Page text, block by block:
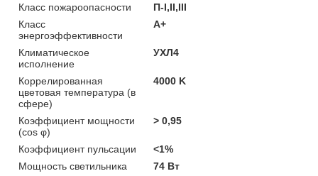
Класс пожароопасности
П-I,II,ІІІ
Класс
энергоэффективности
A+
Климатическое
исполнение
УХЛ4
Коррелированная
цветовая температура (в
сфере)
4000 K
Коэффициент мощности
(cos φ)
> 0,95
Коэффициент пульсации
<1%
Мощность светильника
74 Вт